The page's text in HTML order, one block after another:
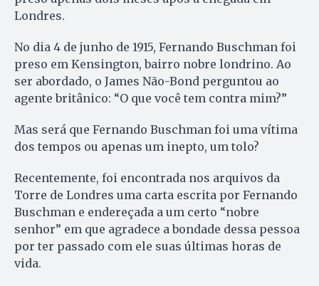
Londres.
No dia 4 de junho de 1915, Fernando Buschman foi
preso em Kensington, bairro nobre londrino. Ao
ser abordado, o James Não-Bond perguntou ao
agente britânico: “O que você tem contra mim?”
Mas será que Fernando Buschman foi uma vítima
dos tempos ou apenas um inepto, um tolo?
Recentemente, foi encontrada nos arquivos da
Torre de Londres uma carta escrita por Fernando
Buschman e endereçada a um certo “nobre
senhor” em que agradece a bondade dessa pessoa
por ter passado com ele suas últimas horas de
vida.